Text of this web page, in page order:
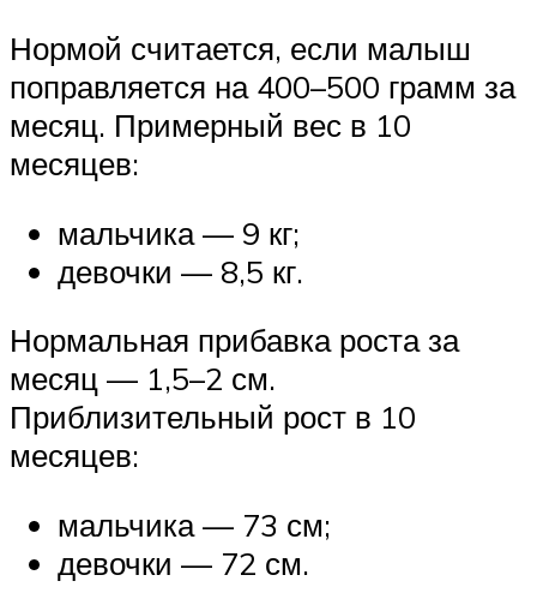
Нормой считается, если малыш
поправляется на 400–500 грамм за
месяц. Примерный вес в 10
месяцев:
мальчика — 9 кг;
девочки — 8,5 кг.
Нормальная прибавка роста за
месяц — 1,5–2 см.
Приблизительный рост в 10
месяцев:
мальчика — 73 см;
девочки — 72 см.